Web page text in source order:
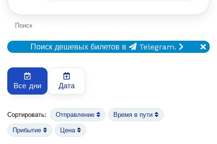
Поиск
Поиск дешевых билетов в Telegram.
Все дни Дата
Сортировать: Отправление Время в пути
Прибытие Цена